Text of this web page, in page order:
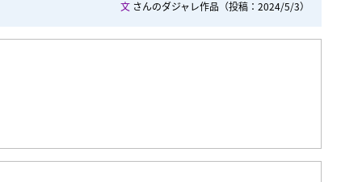
文 さんのダジャレ作品 （投稿：2024/5/3）